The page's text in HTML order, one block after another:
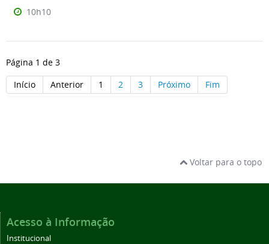
10h10
Página 1 de 3
Início
Anterior 1 2 3 Próximo Fim
Voltar para o topo
Acesso à Informação
Institucional